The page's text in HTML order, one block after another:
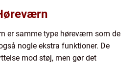
er samme type høreværn som de
nogle ekstra funktioner. De
mod støj, men gør det